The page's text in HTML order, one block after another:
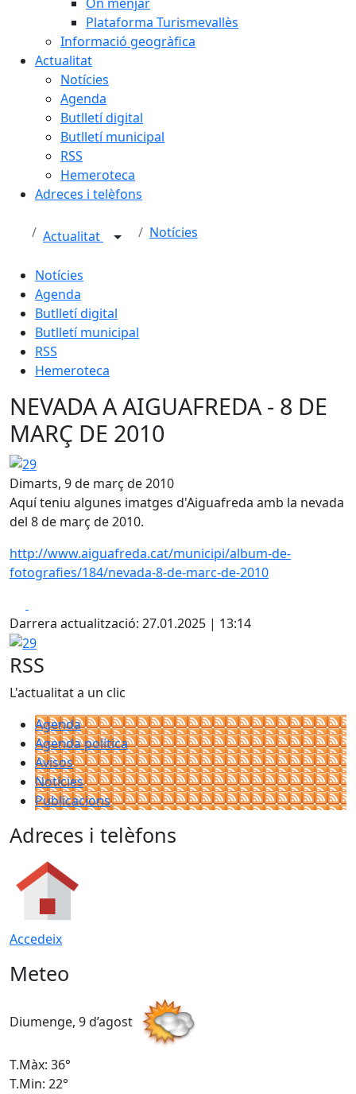
Plataforma Turismevallès
Informació geogràfica
Actualitat
Notícies
Agenda
Butlletí digital
Butlletí municipal
RSS
Hemeroteca
Adreces i telèfons
Actualitat Notícies
Notícies
Agenda
Butlletí digital
Butlletí municipal
RSS
Hemeroteca
NEVADA A AIGUAFREDA - 8 DE
MARÇ DE 2010
29
Dimarts, 9 de març de 2010
Aquí teniu algunes imatges d'Aiguafreda amb la nevada
del 8 de març de 2010.
http://www.aiguafreda.cat/municipi/album-de-
fotografies/184/nevada-8-de-marc-de-2010
Darrera actualització: 27.01.2025 | 13:14
29
RSS
L'actualitat a un clic
Agenda
Agenda política
Avisos
Notícies
Publicacions
Adreces i telèfons
Accedeix
Meteo
Diumenge, 9 d’agost
T.Màx: 36°
T.Min: 22°